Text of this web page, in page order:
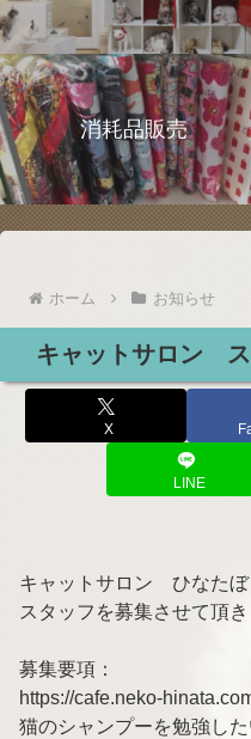
消耗品販売
ホーム お知らせ
キャットサロン
X
LINE
キャットサロン ひなた
スタッフを募集させて頂き
募集要項：
https://cafe.neko-
猫のシャンプーを勉強し